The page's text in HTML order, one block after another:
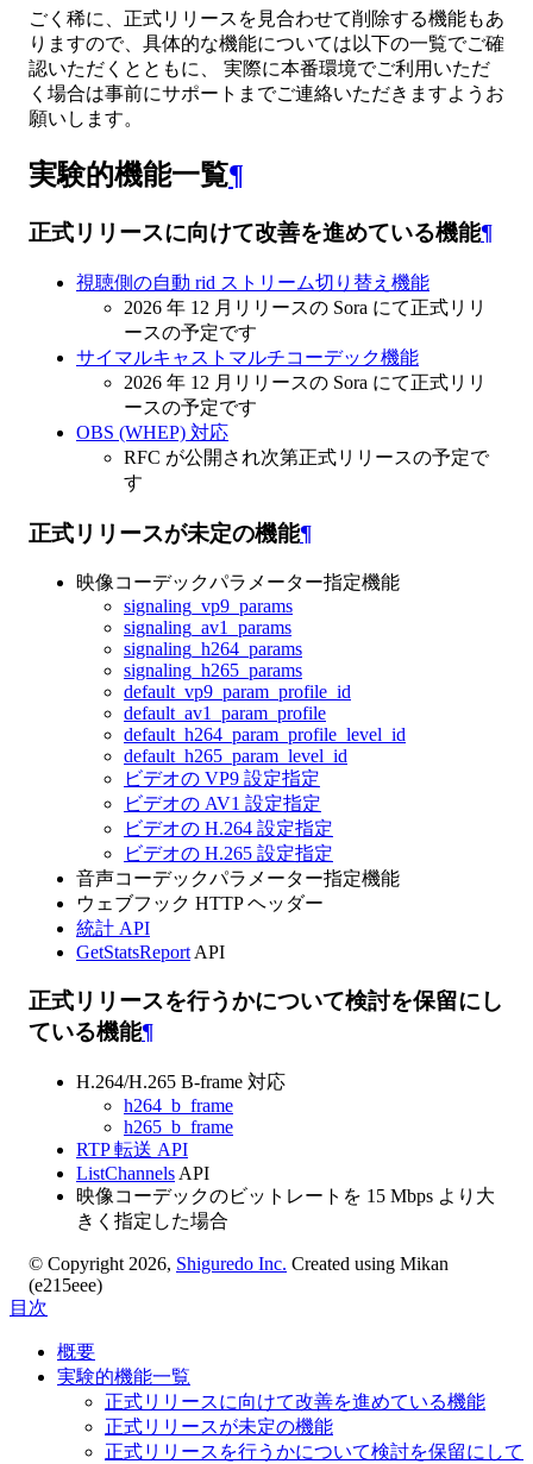
ごく稀に、正式リリースを見合わせて削除する機能もあ
りますので、具体的な機能については以下の一覧でご確
認いただくとともに、 実際に本番環境でご利用いただ
く場合は事前にサポートまでご連絡いただきますようお
願いします。
実験的機能一覧¶
正式リリースに向けて改善を進めている機能¶
視聴側の自動 rid ストリーム切り替え機能
2026 年 12 月リリースの Sora にて正式リリ
ースの予定です
サイマルキャストマルチコーデック機能
2026 年 12 月リリースの Sora にて正式リリ
ースの予定です
OBS (WHEP) 対応
RFC が公開され次第正式リリースの予定で
す
正式リリースが未定の機能¶
映像コーデックパラメーター指定機能
signaling_vp9_params
signaling_av1_params
signaling_h264_params
signaling_h265_params
default_vp9_param_profile_id
default_av1_param_profile
default_h264_param_profile_level_id
default_h265_param_level_id
ビデオの VP9 設定指定
ビデオの AV1 設定指定
ビデオの H.264 設定指定
ビデオの H.265 設定指定
音声コーデックパラメーター指定機能
ウェブフック HTTP ヘッダー
統計 API
GetStatsReport API
正式リリースを行うかについて検討を保留にし
ている機能¶
H.264/H.265 B-frame 対応
h264_b_frame
h265_b_frame
RTP 転送 API
ListChannels API
映像コーデックのビットレートを 15 Mbps より大
きく指定した場合
© Copyright 2026, Shiguredo Inc. Created using Mikan
(e215eee)
目次
概要
実験的機能一覧
正式リリースに向けて改善を進めている機能
正式リリースが未定の機能
正式リリースを行うかについて検討を保留にして